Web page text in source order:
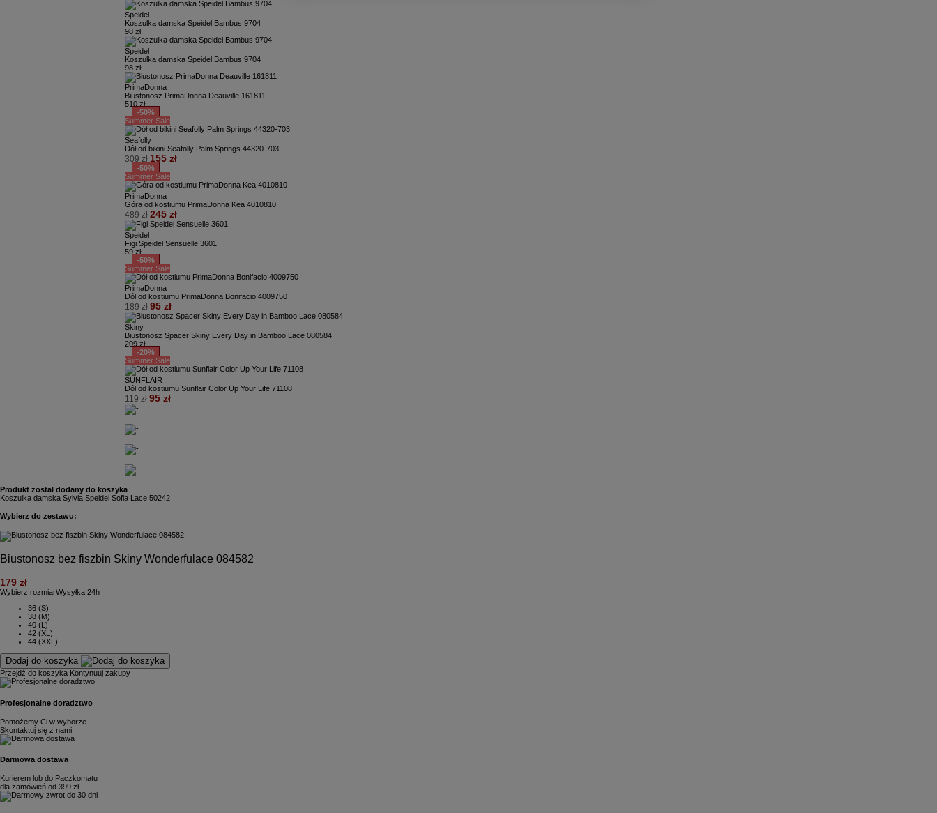
Speidel
Koszulka damska Speidel Bambus 9704
98 zł
Speidel
Koszulka damska Speidel Bambus 9704
98 zł
PrimaDonna
Biustonosz PrimaDonna Deauville 161811
510 zł
-50%
Summer Sale
Seafolly
Dół od bikini Seafolly Palm Springs 44320-703
309 zł 155 zł
-50%
Summer Sale
PrimaDonna
Góra od kostiumu PrimaDonna Kea 4010810
489 zł 245 zł
Speidel
Figi Speidel Sensuelle 3601
59 zł
-50%
Summer Sale
PrimaDonna
Dół od kostiumu PrimaDonna Bonifacio 4009750
189 zł 95 zł
Skiny
Biustonosz Spacer Skiny Every Day in Bamboo Lace 080584
209 zł
-20%
Summer Sale
SUNFLAIR
Dół od kostiumu Sunflair Color Up Your Life 71108
119 zł 95 zł
Produkt został dodany do koszyka
Koszulka damska Sylvia Speidel Sofia Lace 50242
Wybierz do zestawu:
Biustonosz bez fiszbin Skiny Wonderfulace 084582
179 zł
Wybierz rozmiarWysyłka 24h
36 (S)
38 (M)
40 (L)
42 (XL)
44 (XXL)
Dodaj do koszyka
Przejdź do koszyka Kontynuuj zakupy
Profesjonalne doradztwo
Pomożemy Ci w wyborze.
Skontaktuj się z nami.
Darmowa dostawa
Kurierem lub do Paczkomatu
dla zamówień od 399 zł.